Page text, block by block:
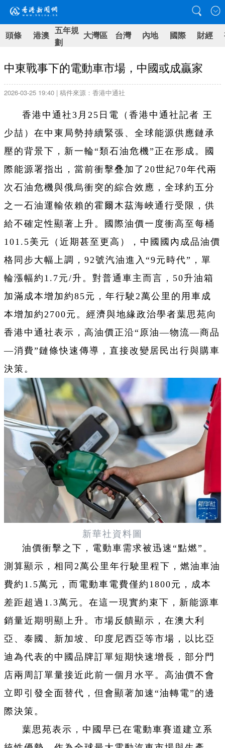
頭條 港澳 五年規
劃
大灣區 台灣 內地 國際 財經
中東戰事下的電動車市場，中國或成贏家
2026-03-25 19:40 | 稿件來源：香港中通社
香港中通社3月25日電（香港中通社記者 王
少喆）在中東局勢持續緊張、全球能源供應鏈承
壓的背景下，新一輪“類石油危機”正在形成。國
際能源署指出，當前衝擊叠加了20世紀70年代兩
次石油危機與俄烏衝突的綜合效應，全球約五分
之一石油運輸依賴的霍爾木茲海峽通行受限，供
給不確定性顯著上升。國際油價一度衝高至每桶
101.5美元（近期甚至更高），中國國內成品油價
格同步大幅上調，92號汽油進入“9元時代”，單
輪漲幅約1.7元/升。對普通車主而言，50升油箱
加滿成本增加約85元，年行駛2萬公里的用車成
本增加約2700元。經濟與地緣政治學者葉思苑向
香港中通社表示，高油價正沿“原油—物流—商品
—消費”鏈條快速傳導，直接改變居民出行與購車
決策。
新華社資料圖
油價衝擊之下，電動車需求被迅速“點燃”。
測算顯示，相同2萬公里年行駛里程下，燃油車油
費約1.5萬元，而電動車電費僅約1800元，成本
差距超過1.3萬元。在這一現實約束下，新能源車
銷量近期明顯上升。市場反饋顯示，在澳大利
亞、泰國、新加坡、印度尼西亞等市場，以比亞
迪為代表的中國品牌訂單短期快速增長，部分門
店兩周訂單量接近此前一個月水平。高油價不會
立即引發全面替代，但會顯著加速“油轉電”的邊
際決策。
葉思苑表示，中國早已在電動車賽道建立系